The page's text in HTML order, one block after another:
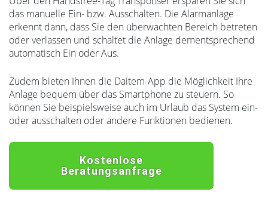
das manuelle Ein- bzw. Ausschalten. Die Alarmanlage
erkennt dann, dass Sie den überwachten Bereich betreten
oder verlassen und schaltet die Anlage dementsprechend
automatisch Ein oder Aus.
Zudem bieten Ihnen die Daitem-App die Möglichkeit Ihre
Anlage bequem über das Smartphone zu steuern. So
können Sie beispielsweise auch im Urlaub das System ein-
oder ausschalten oder andere Funktionen bedienen.
Kostenlose
Beratungsanfrage